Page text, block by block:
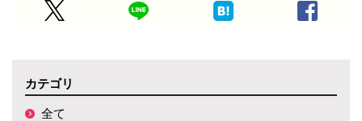
カテゴリ
全て